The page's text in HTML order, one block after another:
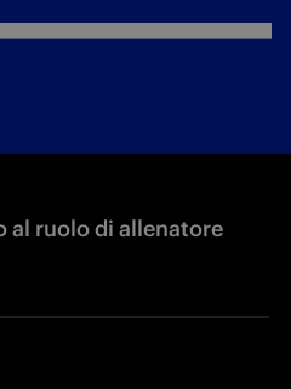
al ruolo di allenatore